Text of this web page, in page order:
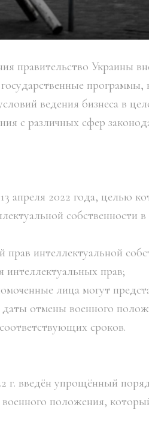
правительство Украины
программы,
ведения бизнеса в
с различных сфер
апреля 2022 года, целью
собственности
прав интеллектуальной
интеллектуальных прав;
лица могут
отмены военного
сроков.
г. введён упрощённый
положения,